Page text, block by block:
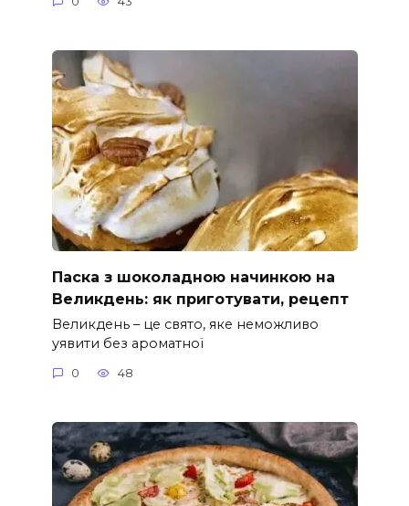
Паска з шоколадною начинкою на
Великдень: як приготувати, рецепт
Великдень – це свято, яке неможливо
уявити без ароматної
0 48